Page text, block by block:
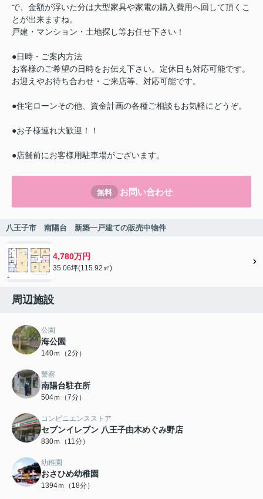
で、金額が浮いた分は大型家具や家電の購入費用へ回して頂くこ
とが出来ますね。
戸建・マンション・土地探し等お任せ下さい！
●日時・ご案内方法
お客様のご希望の日時をお伝え下さい。定休日も対応可能です。
お迎えやお待ち合わせ・ご来店等、対応可能です。
●住宅ローンその他、資金計画の各種ご相談もお気軽にどうぞ。
●お子様連れ大歓迎！！
●店舗前にお客様用駐車場がございます。
無料 お問い合わせ
八王子市 南陽台 新築一戸建ての販売中物件
4,780万円
35.06坪(115.92㎡)
周辺施設
公園
海公園
140ｍ（2分）
警察
南陽台駐在所
504ｍ（7分）
コンビニエンスストア
セブンイレブン 八王子由木めぐみ野店
830ｍ（11分）
幼稚園
おさひめ幼稚園
1394ｍ（18分）